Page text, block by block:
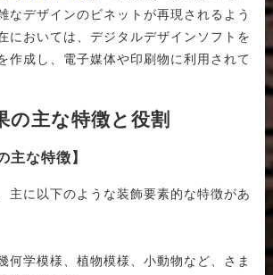
なデザインのビネットが再現されるよう
においては、デジタルデザインソフトを
作成し、電子媒体や印刷物に利用されて
の主な特徴と役割
主な特徴】
主に以下のような装飾要素的な特徴があ
何学模様、植物模様、小動物など、さま